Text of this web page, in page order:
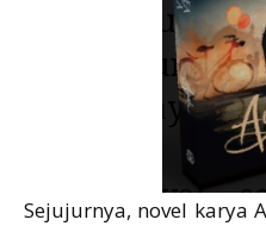
Sejujurnya, novel karya